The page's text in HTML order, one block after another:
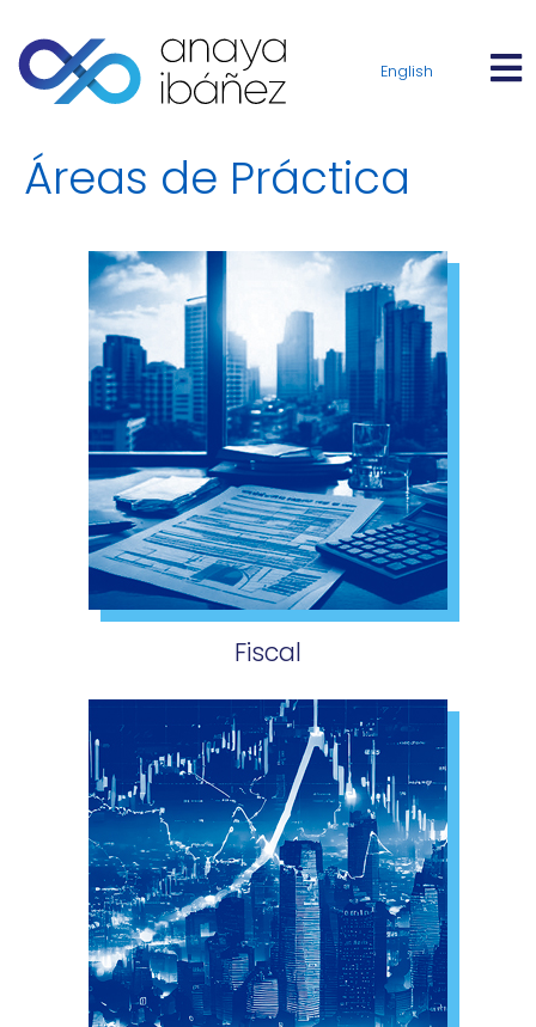
English
Áreas de Práctica
Fiscal